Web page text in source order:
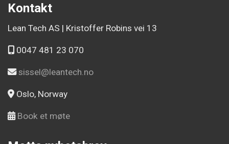
Kontakt
Lean Tech AS | Kristoffer Robins vei 13
0047 481 23 070
sissel@leantech.no
Oslo, Norway
Book et møte